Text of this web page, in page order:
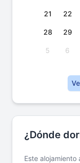
21 22
28 29
5 6
¿Dónde
Este alojamiento